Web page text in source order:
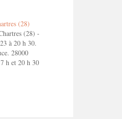
(28)
(28) -
à 20 h 30.
28000
h et 20 h 30